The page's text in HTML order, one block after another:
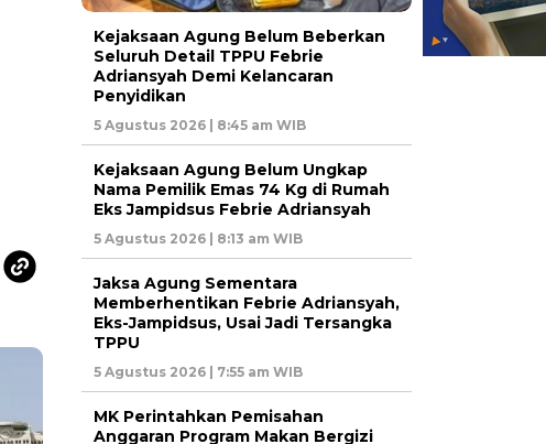
Kejaksaan Agung Belum Beberkan
Seluruh Detail TPPU Febrie
Adriansyah Demi Kelancaran
Penyidikan
5 Agustus 2026 | 8:45 am WIB
Kejaksaan Agung Belum Ungkap
Nama Pemilik Emas 74 Kg di Rumah
Eks Jampidsus Febrie Adriansyah
5 Agustus 2026 | 8:13 am WIB
Jaksa Agung Sementara
Memberhentikan Febrie Adriansyah,
Eks-Jampidsus, Usai Jadi Tersangka
TPPU
5 Agustus 2026 | 7:55 am WIB
MK Perintahkan Pemisahan
Anggaran Program Makan Bergizi